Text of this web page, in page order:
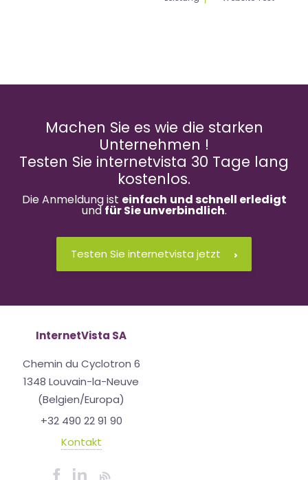
Machen Sie es wie die starken
Unternehmen !
Testen Sie internetvista 30 Tage lang
kostenlos.
Die Anmeldung ist einfach und schnell erledigt
undfür Sie unverbindlich.
Testen Sie internetvista jetzt
InternetVista SA
Chemin du Cyclotron 6
1348 Louvain-la-Neuve
(Belgien/Europa)
+32 490 22 91 90
Kontakt